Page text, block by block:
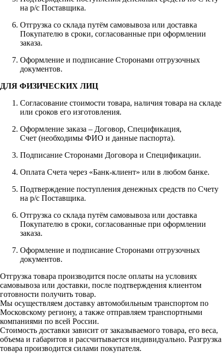
на р/с Поставщика.
Отгрузка со склада путём самовывоза или доставка
Покупателю в сроки, согласованные при оформлении
заказа.
Оформление и подписание Сторонами отгрузочных
документов.
ДЛЯ ФИЗИЧЕСКИХ ЛИЦ
Согласование стоимости товара, наличия товара на складе
или сроков его изготовления.
Оформление заказа – Договор, Спецификация,
Счет (необходимы ФИО и данные паспорта).
Подписание Сторонами Договора и Спецификации.
Оплата Счета через «Банк-клиент» или в любом банке.
Подтверждение поступления денежных средств по Счету
на р/с Поставщика.
Отгрузка со склада путём самовывоза или доставка
Покупателю в сроки, согласованные при оформлении
заказа.
Оформление и подписание Сторонами отгрузочных
документов.
Отгрузка товара производится после оплаты на условиях
самовывоза или доставки, после подтверждения клиентом
готовности получить товар.
Мы осуществляем доставку автомобильным транспортом по
Московскому региону, а также отправляем транспортными
компаниями по всей России.
Стоимость доставки зависит от заказываемого товара, его веса,
объема и габаритов и рассчитывается индивидуально. Разгрузка
товара производится силами покупателя.